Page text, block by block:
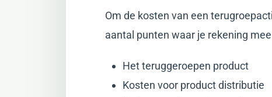
Om de kosten van een
aantal punten waar je rekening
Het teruggeroepen product
Kosten voor product distributie